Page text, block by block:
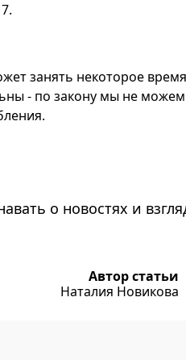
занять некоторое
- по закону мы не можем
о новостях и
Автор статьи
Наталия Новикова